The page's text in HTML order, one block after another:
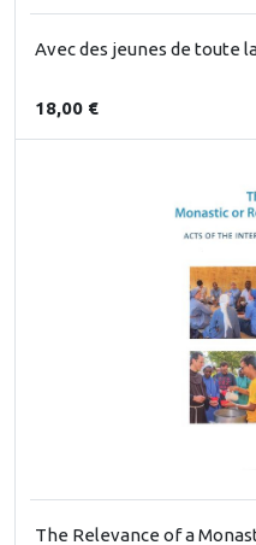
Avec des jeunes de toute
18,00 €
The Relevance of a